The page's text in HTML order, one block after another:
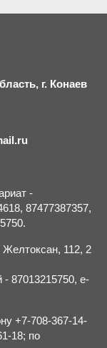
г. Конаев
-
87477387357,
Желтоксан, 112, 2
87013215750, e-
+7-708-367-14-
18; по